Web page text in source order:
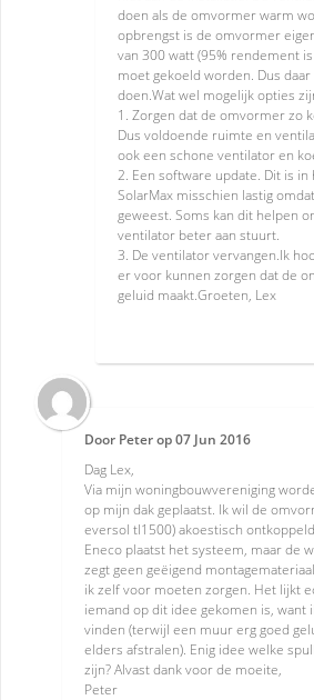
doen als de omvormer warm
opbrengst is de omvormer
van 300 watt (95% rendement
moet gekoeld worden. Dus daar
doen.Wat wel mogelijk opties
1. Zorgen dat de omvormer zo
Dus voldoende ruimte en
ook een schone ventilator en
2. Een software update. Dit is in
SolarMax misschien lastig
geweest. Soms kan dit helpen
ventilator beter aan stuurt.
3. De ventilator vervangen.Ik
er voor kunnen zorgen dat de
geluid maakt.Groeten, Lex
Door Peterop07 Jun 2016
Dag Lex,
Via mijn woningbouwvereniging
op mijn dak geplaatst. Ik wil de
eversol tl1500) akoestisch
Eneco plaatst het systeem, maar de
zegt geen geëigend
ik zelf voor moeten zorgen. Het lijkt
iemand op dit idee gekomen is, want
vinden (terwijl een muur erg goed
elders afstralen). Enig idee welke
zijn? Alvast dank voor de moeite,
Peter